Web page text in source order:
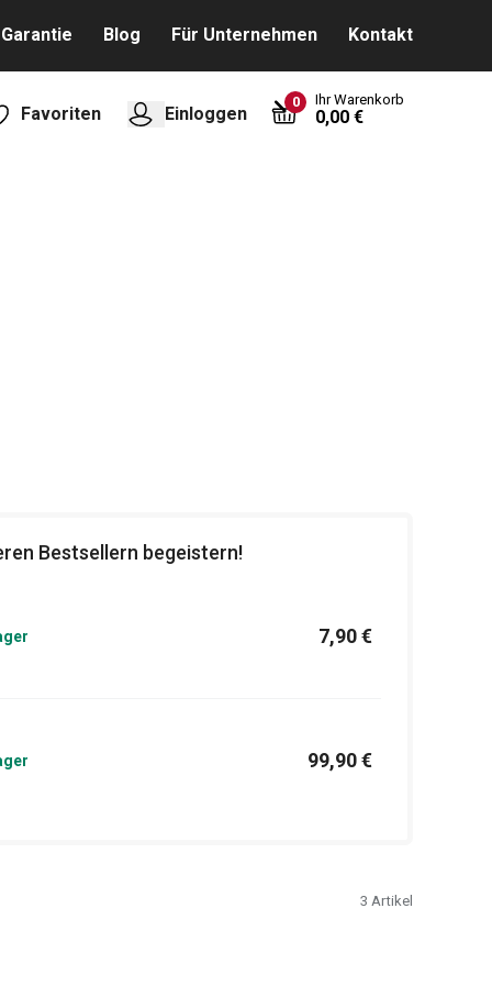
Garantie Blog Für Unternehmen Kontakt
Favoriten Einloggen
0 Ihr Warenkorb
0,00 €
Bestsellern begeistern!
7,90 €
99,90 €
3 Artikel